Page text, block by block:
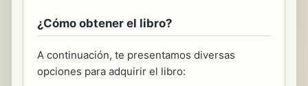
¿Cómo obtener el libro?
A continuación, te presentamos diversas
opciones para adquirir el libro: